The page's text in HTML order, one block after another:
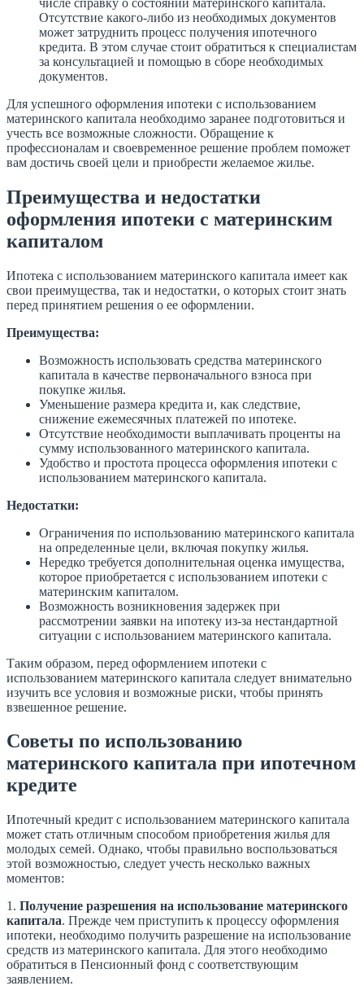
Отсутствие какого-либо из необходимых документов
может затруднить процесс получения ипотечного
кредита. В этом случае стоит обратиться к специалистам
за консультацией и помощью в сборе необходимых
документов.
Для успешного оформления ипотеки с использованием
материнского капитала необходимо заранее подготовиться и
учесть все возможные сложности. Обращение к
профессионалам и своевременное решение проблем поможет
вам достичь своей цели и приобрести желаемое жилье.
Преимущества и недостатки
оформления ипотеки с материнским
капиталом
Ипотека с использованием материнского капитала имеет как
свои преимущества, так и недостатки, о которых стоит знать
перед принятием решения о ее оформлении.
Преимущества:
Возможность использовать средства материнского
капитала в качестве первоначального взноса при
покупке жилья.
Уменьшение размера кредита и, как следствие,
снижение ежемесячных платежей по ипотеке.
Отсутствие необходимости выплачивать проценты на
сумму использованного материнского капитала.
Удобство и простота процесса оформления ипотеки с
использованием материнского капитала.
Недостатки:
Ограничения по использованию материнского капитала
на определенные цели, включая покупку жилья.
Нередко требуется дополнительная оценка имущества,
которое приобретается с использованием ипотеки с
материнским капиталом.
Возможность возникновения задержек при
рассмотрении заявки на ипотеку из-за нестандартной
ситуации с использованием материнского капитала.
Таким образом, перед оформлением ипотеки с
использованием материнского капитала следует внимательно
изучить все условия и возможные риски, чтобы принять
взвешенное решение.
Советы по использованию
материнского капитала при ипотечном
кредите
Ипотечный кредит с использованием материнского капитала
может стать отличным способом приобретения жилья для
молодых семей. Однако, чтобы правильно воспользоваться
этой возможностью, следует учесть несколько важных
моментов:
1. Получение разрешения на использование материнского
капитала. Прежде чем приступить к процессу оформления
ипотеки, необходимо получить разрешение на использование
средств из материнского капитала. Для этого необходимо
обратиться в Пенсионный фонд с соответствующим
заявлением.